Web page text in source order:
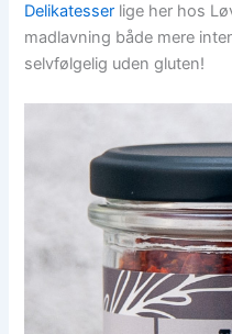
Delikatesser lige her hos
madlavning både mere
selvfølgelig uden gluten!